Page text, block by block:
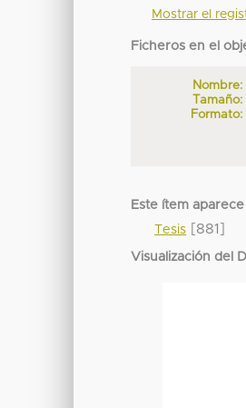
Mostrar el
Ficheros en el
Nombre:
Tamaño:
Formato:
Este ítem
Tesis [881]
Visualización del